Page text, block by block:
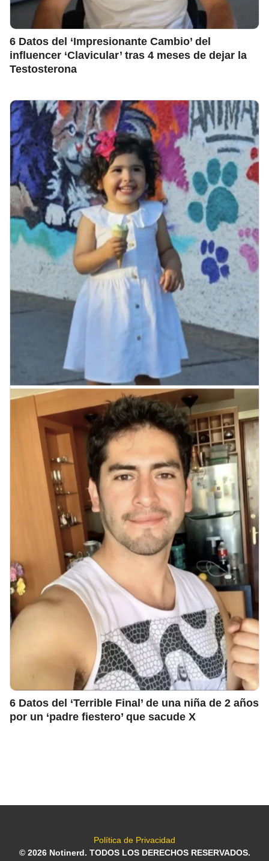
6 Datos del ‘Impresionante Cambio’ del
influencer ‘Clavicular’ tras 4 meses de dejar la
Testosterona
6 Datos del ‘Terrible Final’ de una niña de 2 años
por un ‘padre fiestero’ que sacude X
Política de Privacidad
© 2026 Notinerd. TODOS LOS DERECHOS RESERVADOS.